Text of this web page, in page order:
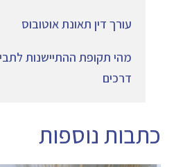
עורך דין תאונת אוטובוס
מהי תקופת ההתיישנות
דרכים
כתבות נוספות